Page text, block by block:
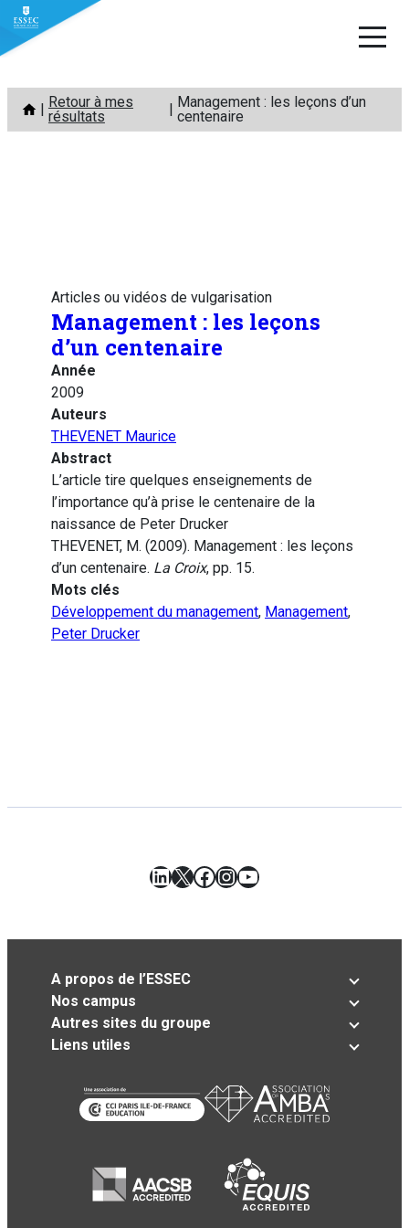
Aller
contenu
Retour à mes
résultats
Management : les leçons d’un
centenaire
Articles ou vidéos de vulgarisation
Management : les leçons
d’un centenaire
Année
2009
Auteurs
THEVENET Maurice
Abstract
L’article tire quelques enseignements de
l’importance qu’à prise le centenaire de la
naissance de Peter Drucker
THEVENET, M. (2009). Management : les leçons
d’un centenaire. La Croix, pp. 15.
Mots clés
Développement du management, Management,
Peter Drucker
LinkedIn
X Facebook
Instagram
YouTube
A propos de l’ESSEC
Nos campus
Autres sites du groupe
Liens utiles